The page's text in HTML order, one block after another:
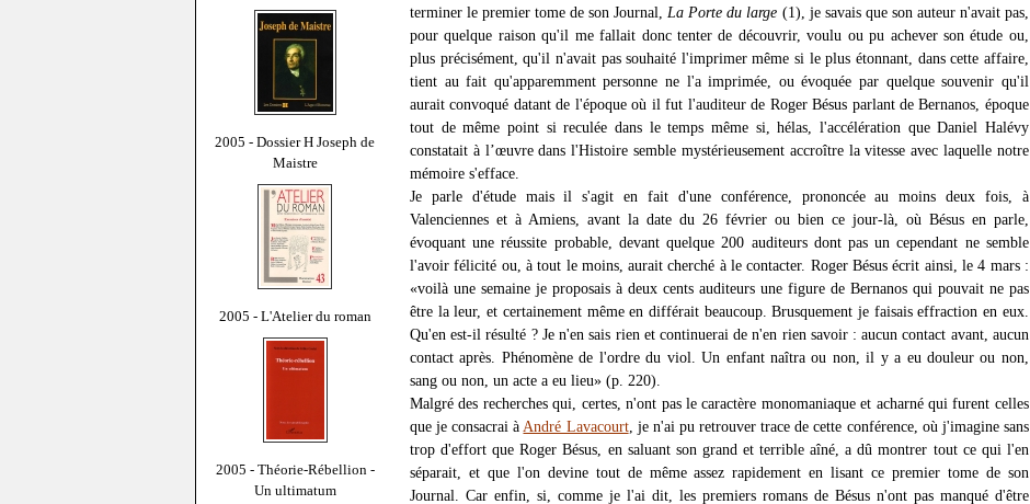
2005 - Dossier H Joseph de
Maistre
2005 - L'Atelier du roman
2005 - Théorie-Rébellion -
Un ultimatum
terminer le premier tome de son Journal, La Porte du large (1), je savais que son auteur n'avait pas,
pour quelque raison qu'il me fallait donc tenter de découvrir, voulu ou pu achever son étude ou,
plus précisément, qu'il n'avait pas souhaité l'imprimer même si le plus étonnant, dans cette affaire,
tient au fait qu'apparemment personne ne l'a imprimée, ou évoquée par quelque souvenir qu'il
aurait convoqué datant de l'époque où il fut l'auditeur de Roger Bésus parlant de Bernanos, époque
tout de même point si reculée dans le temps même si, hélas, l'accélération que Daniel Halévy
constatait à l’œuvre dans l'Histoire semble mystérieusement accroître la vitesse avec laquelle notre
mémoire s'efface.
Je parle d'étude mais il s'agit en fait d'une conférence, prononcée au moins deux fois, à
Valenciennes et à Amiens, avant la date du 26 février ou bien ce jour-là, où Bésus en parle,
évoquant une réussite probable, devant quelque 200 auditeurs dont pas un cependant ne semble
l'avoir félicité ou, à tout le moins, aurait cherché à le contacter. Roger Bésus écrit ainsi, le 4 mars :
«voilà une semaine je proposais à deux cents auditeurs une figure de Bernanos qui pouvait ne pas
être la leur, et certainement même en différait beaucoup. Brusquement je faisais effraction en eux.
Qu'en est-il résulté ? Je n'en sais rien et continuerai de n'en rien savoir : aucun contact avant, aucun
contact après. Phénomène de l'ordre du viol. Un enfant naîtra ou non, il y a eu douleur ou non,
sang ou non, un acte a eu lieu» (p. 220).
Malgré des recherches qui, certes, n'ont pas le caractère monomaniaque et acharné qui furent celles
que je consacrai à André Lavacourt, je n'ai pu retrouver trace de cette conférence, où j'imagine sans
trop d'effort que Roger Bésus, en saluant son grand et terrible aîné, a dû montrer tout ce qui l'en
séparait, et que l'on devine tout de même assez rapidement en lisant ce premier tome de son
Journal. Car enfin, si, comme je l'ai dit, les premiers romans de Bésus n'ont pas manqué d'être